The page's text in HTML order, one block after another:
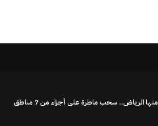
منها الرياض.. سحب ماطرة على أجزاء من 7 مناطق